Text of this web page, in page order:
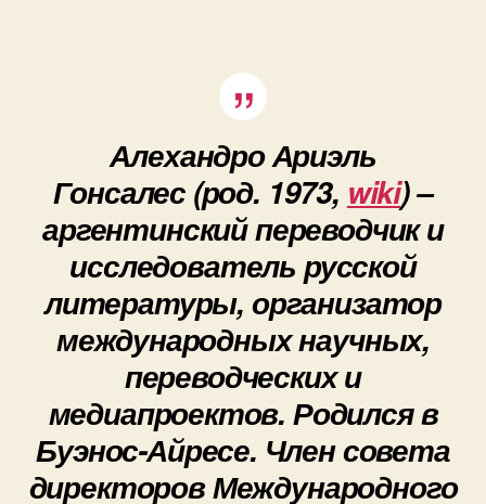
у
к
о
й
Алехандро Ариэль
Гонсалес (род. 1973, wiki) –
аргентинский переводчик и
исследователь русской
литературы, организатор
международных научных,
переводческих и
медиапроектов. Родился в
Буэнос-Айресе. Член совета
директоров Международного